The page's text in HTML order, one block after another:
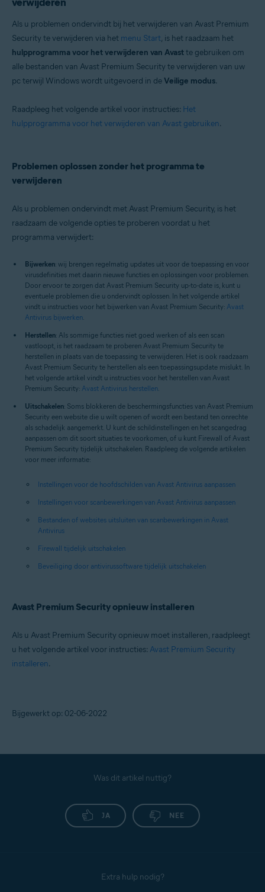
Als u problemen ondervindt bij het verwijderen van Avast Premium
Security te verwijderen via het menu Start, is het raadzaam het
hulpprogramma voor het verwijderen van Avastte gebruiken om
alle bestanden van Avast Premium Security te verwijderen van uw
pc terwijl Windows wordt uitgevoerd in deVeilige modus.
Raadpleeg het volgende artikel voor instructies: Het
hulpprogramma voor het verwijderen van Avast gebruiken.
Problemen oplossen zonder het programma te
verwijderen
Als u problemen ondervindt met Avast Premium Security, is het
raadzaam de volgende opties te proberen voordat u het
programma verwijdert:
Bijwerken: wij brengen regelmatig updates uit voor de toepassing en voor
virusdefinities met daarin nieuwe functies en oplossingen voor problemen.
Door ervoor te zorgen dat Avast Premium Security up-to-date is, kunt u
eventuele problemen die u ondervindt oplossen. In het volgende artikel
vindt u instructies voor het bijwerken van Avast Premium Security: Avast
Antivirus bijwerken
Herstellen: Als sommige functies niet goed werken of als een scan
vastloopt, is het raadzaam te proberen Avast Premium Security te
herstellen in plaats van de toepassing te verwijderen. Het is ook raadzaam
Avast Premium Security te herstellen als een toepassingsupdate mislukt. In
het volgende artikel vindt u instructies voor het herstellen van Avast
Premium Security: Avast Antivirus herstellen
Uitschakelen: Soms blokkeren de beschermingsfuncties van Avast Premium
Security een website die u wilt openen of wordt een bestand ten onrechte
als schadelijk aangemerkt. U kunt de schildinstellingen en het scangedrag
aanpassen om dit soort situaties te voorkomen, of u kunt Firewall of Avast
Premium Security tijdelijk uitschakelen. Raadpleeg de volgende artikelen
voor meer informatie:
Instellingen voor de hoofdschilden van Avast Antivirus aanpassen
Instellingen voor scanbewerkingen van Avast Antivirus aanpassen
Bestanden of websites uitsluiten van scanbewerkingen in Avast
Antivirus
Firewall tijdelijk uitschakelen
Beveiliging door antivirussoftware tijdelijk uitschakelen
Avast Premium Security opnieuw installeren
Als u Avast Premium Security opnieuw moet installeren, raadpleegt
u het volgende artikel voor instructies: Avast Premium Security
installeren.
Bijgewerkt op: 02-06-2022
Was dit artikel nuttig?
JA NEE
Extra hulp nodig?